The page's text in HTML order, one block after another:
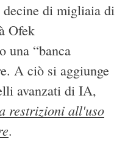
decine di migliaia di
Ofek
una “banca
A ciò si aggiunge
avanzati di IA,
restrizioni all'uso
.